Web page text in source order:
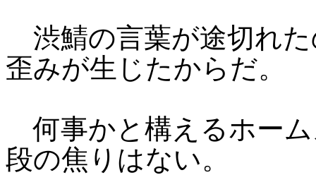
渋鯖の言葉が途切れ
歪みが生じたからだ。
何事かと構えるホー
段の焦りはない。